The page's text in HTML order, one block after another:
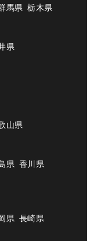
馬県 栃木県
県
山県
県 香川県
県 長崎県